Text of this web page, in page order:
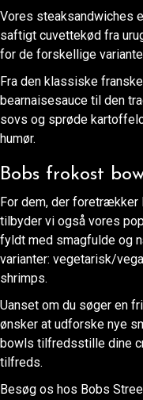
Vores steaksandwiches
saftigt cuvettekød fra
for de forskellige
Fra den klassiske
bearnaisesauce til den
sovs og sprøde
humør.
Bobs frokost
For dem, der foretrækker
tilbyder vi også vores
fyldt med smagfulde og
varianter: vegetarisk/
shrimps.
Uanset om du søger en
ønsker at udforske nye
bowls tilfredsstille dine
tilfreds.
Besøg os hos Bobs